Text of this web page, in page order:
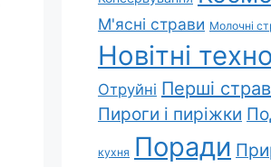
М'ясні страви Молочні
Новітні
Отруйні Перші
Пироги і пиріжки
кухня Поради